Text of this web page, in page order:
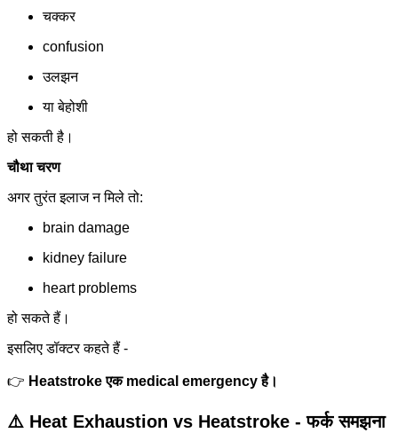
चक्कर
confusion
उलझन
या बेहोशी
हो सकती है।
चौथा चरण
अगर तुरंत इलाज न मिले तो:
brain damage
kidney failure
heart problems
हो सकते हैं।
इसलिए डॉक्टर कहते हैं -
👉 Heatstroke एक medical emergency है।
⚠️ Heat Exhaustion vs Heatstroke - फर्क समझना